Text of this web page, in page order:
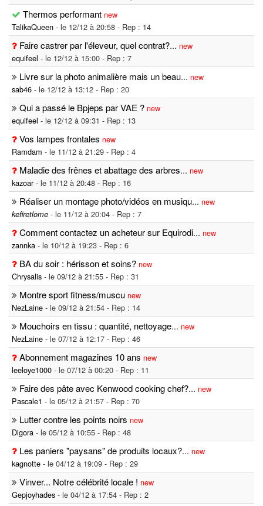
Thermos performant new
TalikaQueen - le 12/12 à 20:58 - Rep : 14
Faire castrer par l'éleveur, quel contrat?... new
equifeel - le 12/12 à 15:00 - Rep : 7
Livre sur la photo animalière mais un beau... new
sab46 - le 12/12 à 13:12 - Rep : 20
Qui a passé le Bpjeps par VAE ? new
equifeel - le 12/12 à 09:31 - Rep : 13
Vos lampes frontales new
Ramdam - le 11/12 à 21:29 - Rep : 4
Maladie des frênes et abattage des arbres... new
kazoar - le 11/12 à 20:48 - Rep : 16
Réaliser un montage photo/vidéos en musiqu... new
kefiretlome - le 11/12 à 20:04 - Rep : 7
Comment contactez un acheteur sur Equirodi... new
zannka - le 10/12 à 19:23 - Rep : 6
BA du soir : hérisson et soins? new
Chrysalis - le 09/12 à 21:55 - Rep : 31
Montre sport fitness/muscu new
NezLaine - le 09/12 à 21:54 - Rep : 14
Mouchoirs en tissu : quantité, nettoyage... new
NezLaine - le 07/12 à 12:17 - Rep : 46
Abonnement magazines 10 ans new
leeloye1000 - le 07/12 à 00:20 - Rep : 11
Faire des pâte avec Kenwood cooking chef?... new
Pascale1 - le 05/12 à 21:57 - Rep : 70
Lutter contre les points noirs new
Digora - le 05/12 à 10:55 - Rep : 48
Les paniers "paysans" de produits locaux?... new
kagnotte - le 04/12 à 19:09 - Rep : 29
Vinver... Notre célébrité locale ! new
Gepjoyhades - le 04/12 à 17:54 - Rep : 2